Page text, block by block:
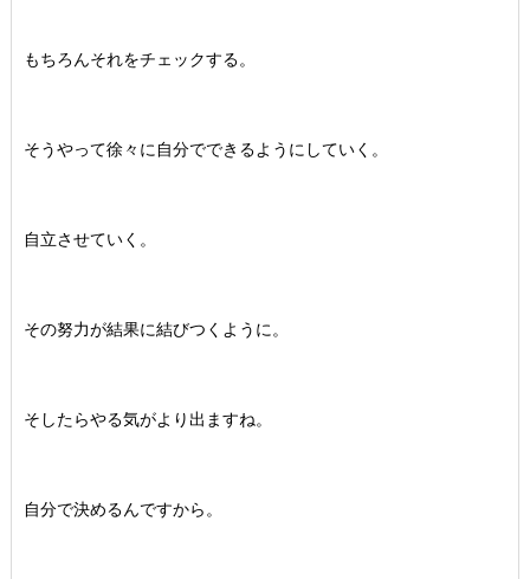
もちろんそれをチェックする。
そうやって徐々に自分でできるようにしていく。
自立させていく。
その努力が結果に結びつくように。
そしたらやる気がより出ますね。
自分で決めるんですから。